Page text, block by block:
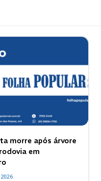
morre após árvore
em